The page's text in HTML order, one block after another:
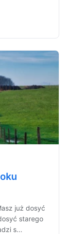
już dosyć
starego
s...